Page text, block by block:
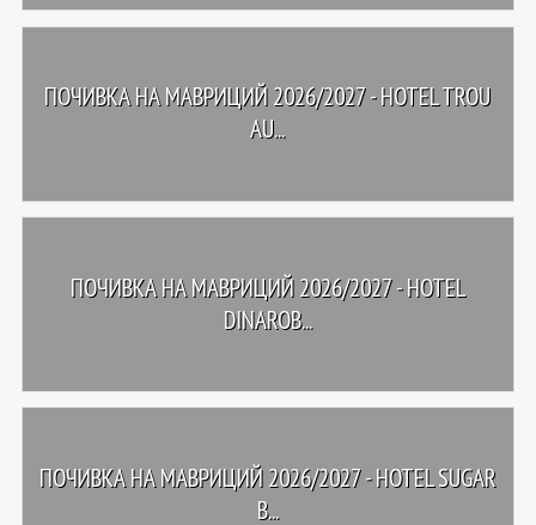
ПОЧИВКА НА МАВРИЦИЙ 2026/2027 - HOTEL TROU
AU...
ПОЧИВКА НА МАВРИЦИЙ 2026/2027 - HOTEL
DINAROB...
ПОЧИВКА НА МАВРИЦИЙ 2026/2027 - HOTEL SUGAR
B...